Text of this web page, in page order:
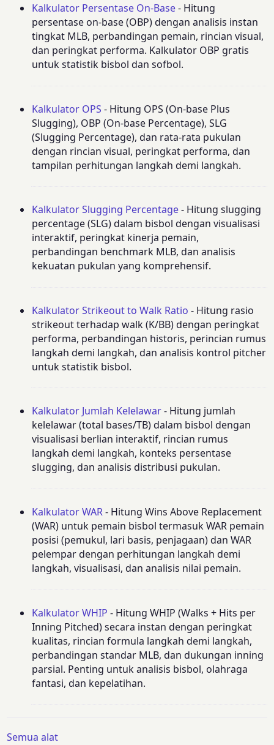
Kalkulator Persentase On-Base- Hitung
persentase on-base (OBP) dengan analisis instan
tingkat MLB, perbandingan pemain, rincian visual,
dan peringkat performa. Kalkulator OBP gratis
untuk statistik bisbol dan sofbol.
Kalkulator OPS - Hitung OPS (On-base Plus
Slugging), OBP (On-base Percentage), SLG
(Slugging Percentage), dan rata-rata pukulan
dengan rincian visual, peringkat performa, dan
tampilan perhitungan langkah demi langkah.
Kalkulator Slugging Percentage- Hitung slugging
percentage (SLG) dalam bisbol dengan visualisasi
interaktif, peringkat kinerja pemain,
perbandingan benchmark MLB, dan analisis
kekuatan pukulan yang komprehensif.
Kalkulator Strikeout to Walk Ratio - Hitung rasio
strikeout terhadap walk (K/BB) dengan peringkat
performa, perbandingan historis, perincian rumus
langkah demi langkah, dan analisis kontrol pitcher
untuk statistik bisbol.
Kalkulator Jumlah Kelelawar- Hitung jumlah
kelelawar (total bases/TB) dalam bisbol dengan
visualisasi berlian interaktif, rincian rumus
langkah demi langkah, konteks persentase
slugging, dan analisis distribusi pukulan.
Kalkulator WAR- Hitung Wins Above Replacement
(WAR) untuk pemain bisbol termasuk WAR pemain
posisi (pemukul, lari basis, penjagaan) dan WAR
pelempar dengan perhitungan langkah demi
langkah, visualisasi, dan analisis nilai pemain.
Kalkulator WHIP - Hitung WHIP (Walks + Hits per
Inning Pitched) secara instan dengan peringkat
kualitas, rincian formula langkah demi langkah,
perbandingan standar MLB, dan dukungan inning
parsial. Penting untuk analisis bisbol, olahraga
fantasi, dan kepelatihan.
Semua alat